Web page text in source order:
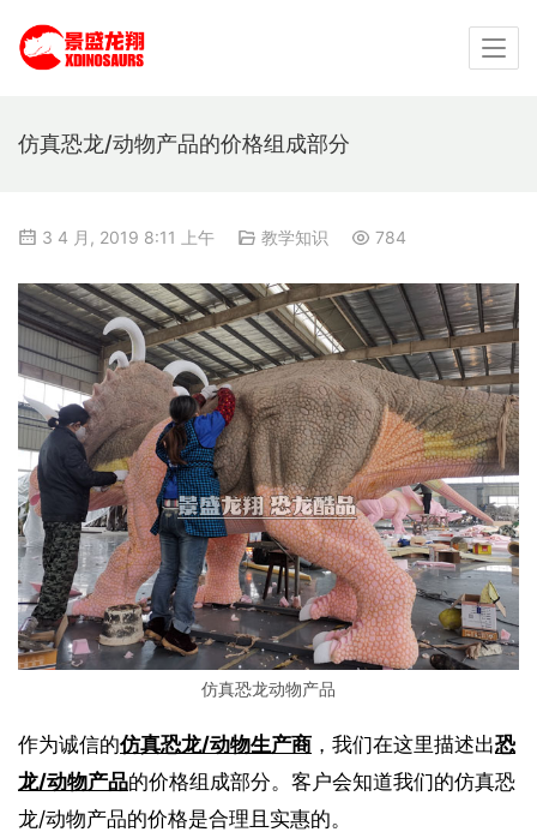
仿真恐龙/动物产品的价格组成部分
3 4 月, 2019 8:11 上午 教学知识 784
仿真恐龙动物产品
作为诚信的仿真恐龙/动物生产商 ，我们在这里描述出恐
龙/动物产品的价格组成部分。客户会知道我们的仿真恐
龙/动物产品的价格是合理且实惠的。